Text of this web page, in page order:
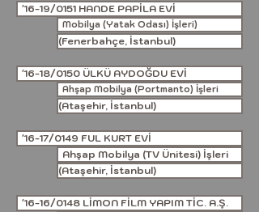
'16-19/0151 HANDE PAPİLA EVİ
Mobilya (Yatak Odası) İşleri)
(Fenerbahçe, İstanbul)
'16-18/0150 ÜLKÜ AYDOĞDU EVİ
Ahşap Mobilya (Portmanto) İşleri
(Ataşehir, İstanbul)
'16-17/0149 FUL KURT EVİ
Ahşap Mobilya (TV Ünitesi) İşleri
(Ataşehir, İstanbul)
'16-16/0148 LİMON FİLM YAPIM TİC. A.Ş.